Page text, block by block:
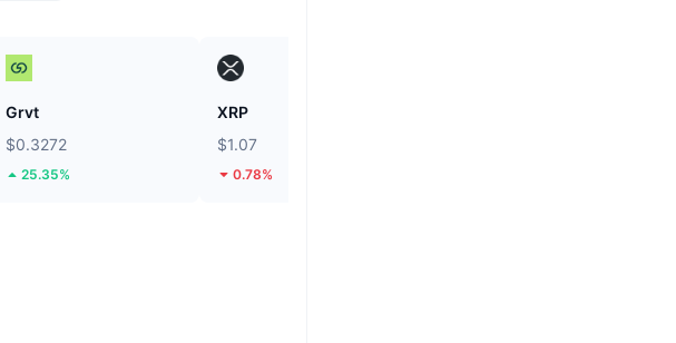
Grvt
$0.3272
25.35%
XRP
$1.07
0.78%